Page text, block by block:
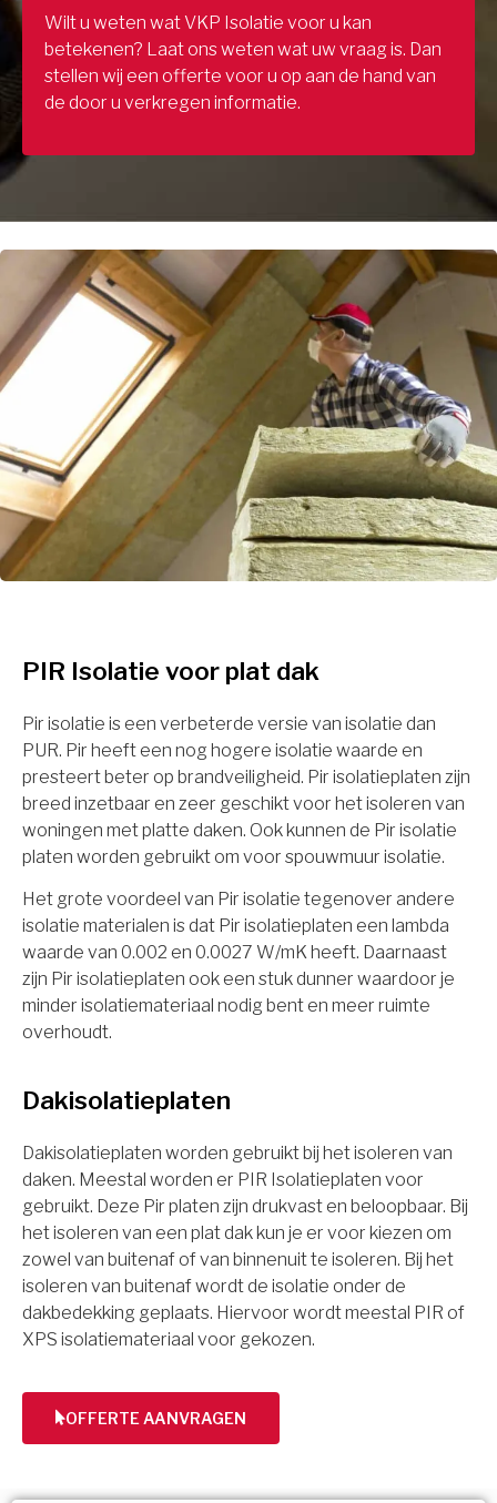
Wilt u weten wat VKP Isolatie voor u kan
betekenen? Laat ons weten wat uw vraag is. Dan
stellen wij een offerte voor u op aan de hand van
de door u verkregen informatie.
PIR Isolatie voor plat dak
Pir isolatie is een verbeterde versie van isolatie dan
PUR. Pir heeft een nog hogere isolatie waarde en
presteert beter op brandveiligheid. Pir isolatieplaten zijn
breed inzetbaar en zeer geschikt voor het isoleren van
woningen met platte daken. Ook kunnen de Pir isolatie
platen worden gebruikt om voor spouwmuur isolatie.
Het grote voordeel van Pir isolatie tegenover andere
isolatie materialen is dat Pir isolatieplaten een lambda
waarde van 0.002 en 0.0027 W/mK heeft. Daarnaast
zijn Pir isolatieplaten ook een stuk dunner waardoor je
minder isolatiemateriaal nodig bent en meer ruimte
overhoudt.
Dakisolatieplaten
Dakisolatieplaten worden gebruikt bij het isoleren van
daken. Meestal worden er PIR Isolatieplaten voor
gebruikt. Deze Pir platen zijn drukvast en beloopbaar. Bij
het isoleren van een plat dak kun je er voor kiezen om
zowel van buitenaf of van binnenuit te isoleren. Bij het
isoleren van buitenaf wordt de isolatie onder de
dakbedekking geplaats. Hiervoor wordt meestal PIR of
XPS isolatiemateriaal voor gekozen.
OFFERTE AANVRAGEN